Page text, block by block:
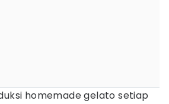
homemade gelato setiap